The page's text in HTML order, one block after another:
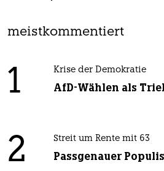
meistkommentiert
1 Krise der Demokratie
AfD-Wählen als
2 Streit um Rente mit 63
Passgenauer